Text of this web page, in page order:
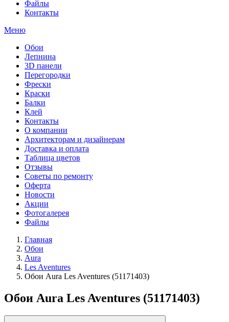
Файлы
Контакты
Меню
Обои
Лепнина
3D панели
Перегородки
Фрески
Краски
Балки
Клей
Контакты
О компании
Архитекторам и дизайнерам
Доставка и оплата
Таблица цветов
Отзывы
Советы по ремонту
Оферта
Новости
Акции
Фотогалерея
Файлы
Главная
Обои
Aura
Les Aventures
Обои Aura Les Aventures (51171403)
Обои Aura Les Aventures (51171403)